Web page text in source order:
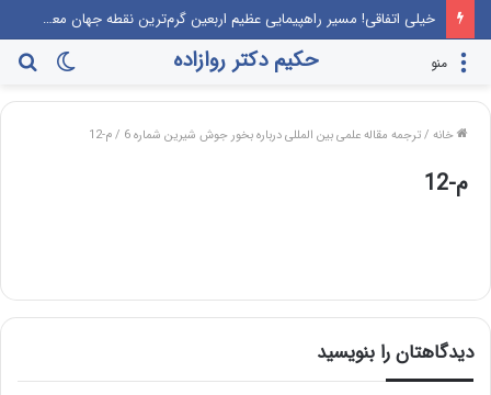
خیلی اتفاقی! مسیر راهپیمایی عظیم اربعین گرم‌ترین نقطه جهان معرفی می‌شود!
تغییر
پوسته
حکیم دکتر روازاده منو
خانه /ترجمه مقاله علمی بین المللی درباره بخور جوش شیرین شماره 6 /م-12
م-12
دیدگاهتان را بنویسید